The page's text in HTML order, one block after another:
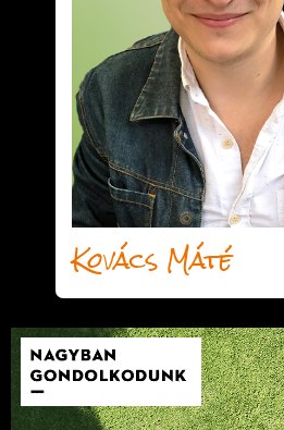
Kovács Máté